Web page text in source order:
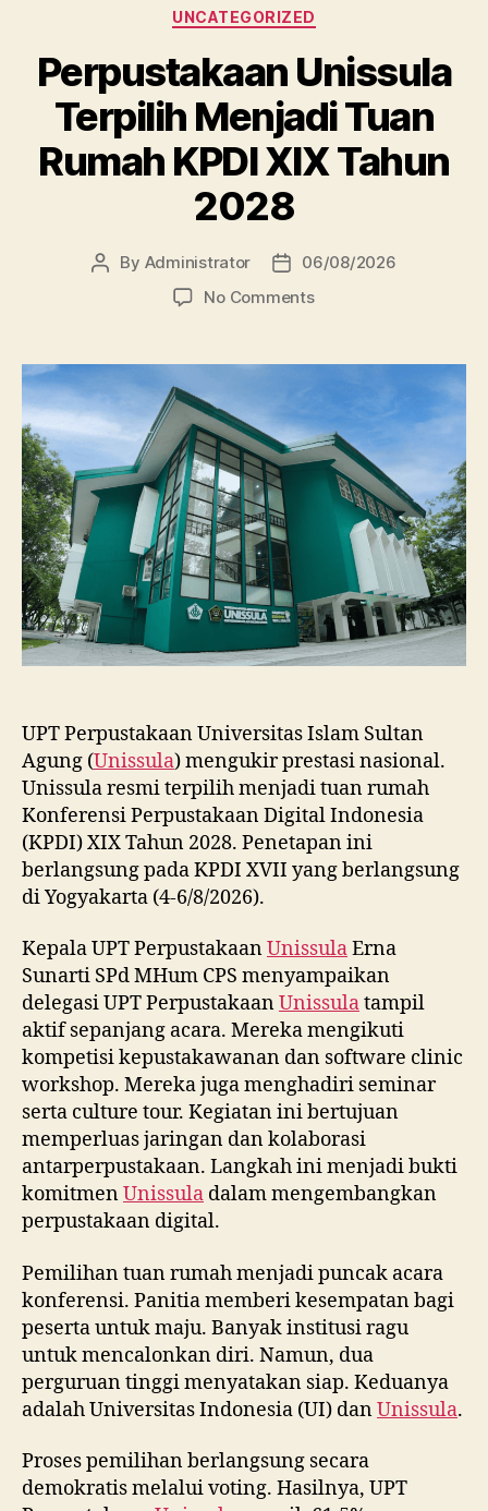
Categories
UNCATEGORIZED
Perpustakaan Unissula
Terpilih Menjadi Tuan
Rumah KPDI XIX Tahun
2028
Post
By Administrator
Post
date
06/08/2026
No Commentson
Terpilih
Rumah
KPDI
XIX
Tahun
2028
UPT Perpustakaan Universitas Islam Sultan
Agung (Unissula) mengukir prestasi nasional.
Unissula resmi terpilih menjadi tuan rumah
Konferensi Perpustakaan Digital Indonesia
(KPDI) XIX Tahun 2028. Penetapan ini
berlangsung pada KPDI XVII yang berlangsung
di Yogyakarta (4-6/8/2026).
Kepala UPT PerpustakaanUnissulaErna
Sunarti SPd MHum CPS menyampaikan
delegasi UPT PerpustakaanUnissulatampil
aktif sepanjang acara. Mereka mengikuti
kompetisi kepustakawanan dan software clinic
workshop. Mereka juga menghadiri seminar
serta culture tour. Kegiatan ini bertujuan
memperluas jaringan dan kolaborasi
antarperpustakaan. Langkah ini menjadi bukti
komitmenUnissula dalam mengembangkan
perpustakaan digital.
Pemilihan tuan rumah menjadi puncak acara
konferensi. Panitia memberi kesempatan bagi
peserta untuk maju. Banyak institusi ragu
untuk mencalonkan diri. Namun, dua
perguruan tinggi menyatakan siap. Keduanya
adalah Universitas Indonesia (UI) danUnissula.
Proses pemilihan berlangsung secara
demokratis melalui voting. Hasilnya, UPT